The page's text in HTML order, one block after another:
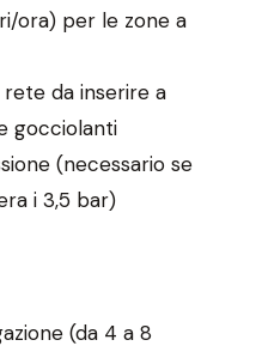
ora) per le zone a
da inserire a
gocciolanti
(necessario se
i 3,5 bar)
(da 4 a 8